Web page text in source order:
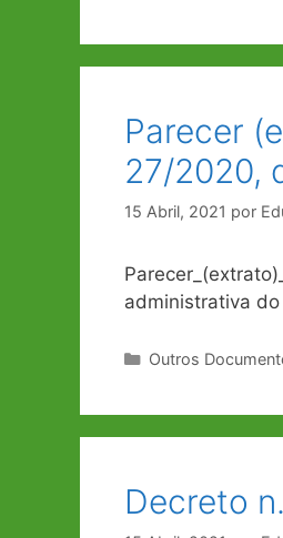
Parecer
27/2020,
15 Abril, 2021 por
administrativa
Categorias
Outros
Decreto